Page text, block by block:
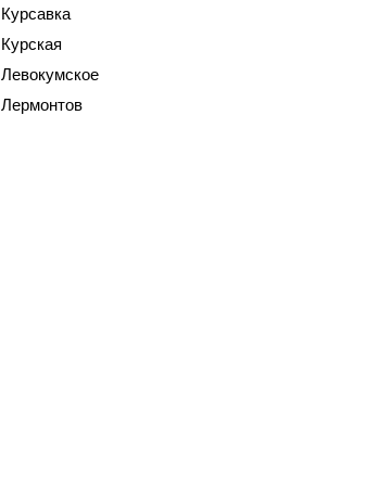
Курсавка
Курская
Левокумское
Лермонтов